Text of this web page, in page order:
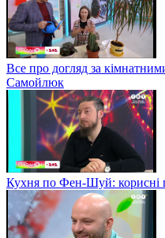
Все про догляд за
Самойлюк
Кухня по Фен-Шуй: корисні